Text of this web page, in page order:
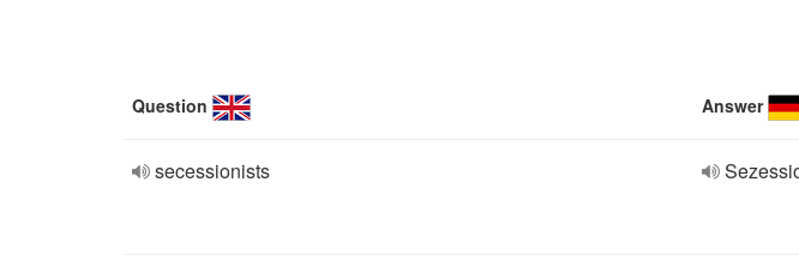
Question Answer
secessionists